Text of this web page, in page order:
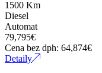
1500 Km
Diesel
Automat
79,795€
Cena bez dph: 64,874€
Detaily